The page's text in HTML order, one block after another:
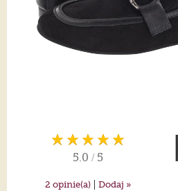
5.0 / 5
2 opinie(a) | Dodaj »